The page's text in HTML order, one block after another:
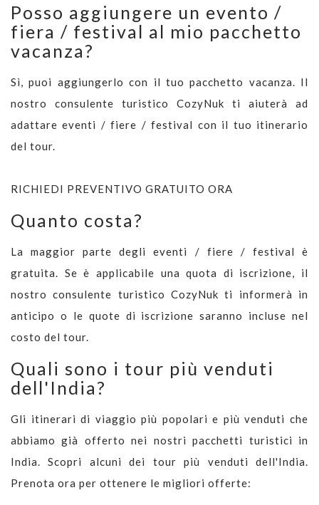
Posso aggiungere un evento /
fiera / festival al mio pacchetto
vacanza?
Sì, puoi aggiungerlo con il tuo pacchetto vacanza. Il
nostro consulente turistico CozyNuk ti aiuterà ad
adattare eventi / fiere / festival con il tuo itinerario
del tour.
RICHIEDI PREVENTIVO GRATUITO ORA
Quanto costa?
La maggior parte degli eventi / fiere / festival è
gratuita. Se è applicabile una quota di iscrizione, il
nostro consulente turistico CozyNuk ti informerà in
anticipo o le quote di iscrizione saranno incluse nel
costo del tour.
Quali sono i tour più venduti
dell'India?
Gli itinerari di viaggio più popolari e più venduti che
abbiamo già offerto nei nostri pacchetti turistici in
India. Scopri alcuni dei tour più venduti dell'India.
Prenota ora per ottenere le migliori offerte: